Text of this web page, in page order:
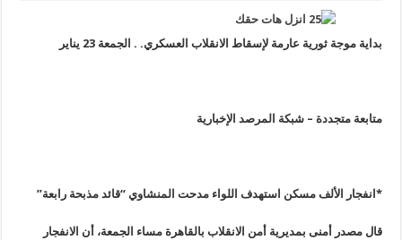
بداية موجة ثورية عارمة لإسقاط الانقلاب العسكري. . الجمعة 23 يناير
متابعة متجددة – شبكة المرصد الإخبارية
* انفجار الألف مسكن استهدف اللواء مدحت المنشاوي “قائد مذبحة رابعة”
قال مصدر أمنى بمديرية أمن الانقلاب بالقاهرة مساء الجمعة، أن الانفجار